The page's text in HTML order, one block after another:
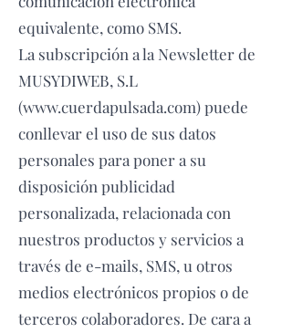
equivalente, como SMS.
La subscripción a la Newsletter de
MUSYDIWEB, S.L
(www.cuerdapulsada.com) puede
conllevar el uso de sus datos
personales para poner a su
disposición publicidad
personalizada, relacionada con
nuestros productos y servicios a
través de e-mails, SMS, u otros
medios electrónicos propios o de
terceros colaboradores. De cara a